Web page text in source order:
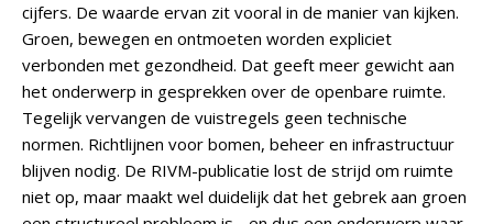
cijfers. De waarde ervan zit vooral in de manier van kijken.
Groen, bewegen en ontmoeten worden expliciet
verbonden met gezondheid. Dat geeft meer gewicht aan
het onderwerp in gesprekken over de openbare ruimte.
Tegelijk vervangen de vuistregels geen technische
normen. Richtlijnen voor bomen, beheer en infrastructuur
blijven nodig. De RIVM-publicatie lost de strijd om ruimte
niet op, maar maakt wel duidelijk dat het gebrek aan groen